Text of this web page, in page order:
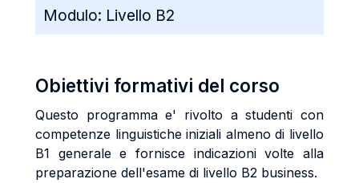
Modulo: Livello B2
Obiettivi formativi del corso
Questo programma e' rivolto a studenti con
competenze linguistiche iniziali almeno di livello
B1 generale e fornisce indicazioni volte alla
preparazione dell'esame di livello B2 business.